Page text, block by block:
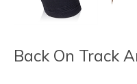
Back On Track